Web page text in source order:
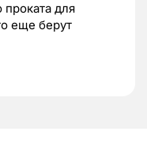
проката для
еще берут